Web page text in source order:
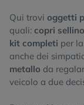
Qui trovi oggetti
quali: copri sellino
kit completi per
anche dei
metallo da
veicolo a due